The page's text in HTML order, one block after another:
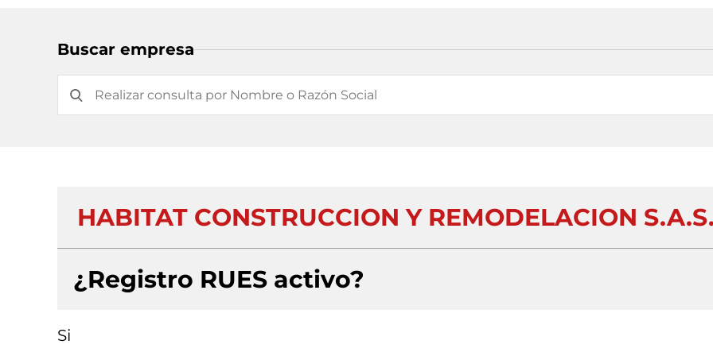
Buscar empresa
HABITAT CONSTRUCCION Y REMODELACION S.A.S.
¿Registro RUES activo?
Si